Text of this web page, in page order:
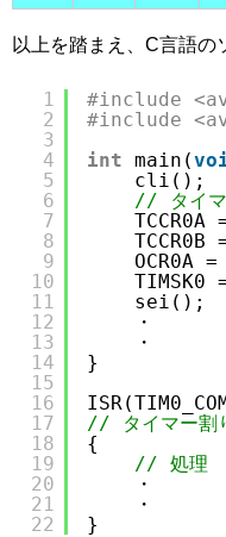
以上を踏まえ、C言語の
1
2
3
4
5
6
7
8
9
10
11
12
13
14
15
16
17
18
19
20
21
22
#include
#include
int main(
// タイマ
TIMSK0
・
・
}
// タイマー割
{
// 処理
・
・
}